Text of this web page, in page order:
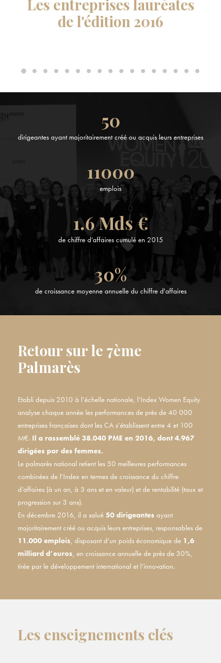
Les entreprises lauréates
de l'édition 2016
Christelle
Oliet-
Pontoizeau
50
dirigeantes ayant majoritairement créé ou acquis leurs entreprises
11000
emplois
1.6Mds €
de chiffre d’affaires cumulé en 2015
30%
de croissance moyenne annuelle du chiffre d'affaires
Retour sur le 7ème
Palmarès
Etabli depuis 2010 à l’échelle nationale, l’Index Women Equity
analyse chaque année les performances de près de 40 000
entreprises françaises dont les CA s’établissent entre 4 et 100
M€. Il a rassemblé 38.040 PME en 2016, dont 4.967
dirigées par des femmes.
Le palmarès national retient les 50 meilleures performances
combinées de l’Index en termes de croissance du chiffre
d’affaires (à un an, à 3 ans et en valeur) et de rentabilité (taux et
progression sur 3 ans).
En décembre 2016, il a salué 50 dirigeantes ayant
majoritairement créé ou acquis leurs entreprises, responsables de
11.000 emplois, disposant d’un poids économique de 1,6
milliard d’euros, en croissance annuelle de près de 30%,
tirée par le développement international et l’innovation.
Les enseignements clés